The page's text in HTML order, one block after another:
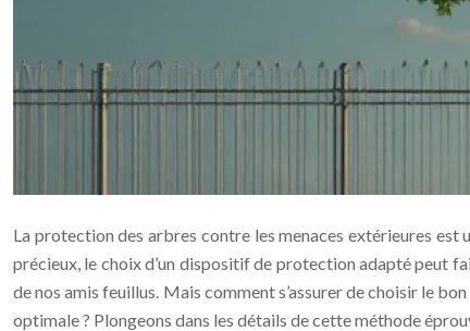
La protection des arbres contre les menaces extérieures est
précieux, le choix d’un dispositif de protection adapté peut
de nos amis feuillus. Mais comment s’assurer de choisir le
optimale ? Plongeons dans les détails de cette méthode